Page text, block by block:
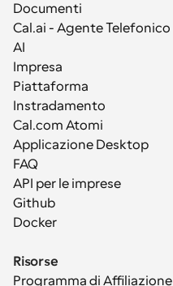
Documenti
Cal.ai - Agente Telefonico
AI
Impresa
Piattaforma
Instradamento
Cal.com Atomi
Applicazione Desktop
FAQ
API per le imprese
Github
Docker
Risorse
Programma di Affiliazione